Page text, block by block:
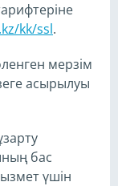
kk/ssl.
мерзім
асырылуы
бас
үшін